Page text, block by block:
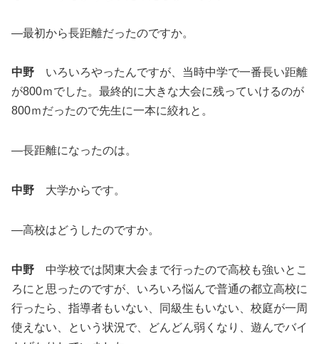
―最初から長距離だったのですか。
中野 いろいろやったんですが、当時中学で一番長い距離
が800ｍでした。最終的に大きな大会に残っていけるのが
800ｍだったので先生に一本に絞れと。
―長距離になったのは。
中野 大学からです。
―高校はどうしたのですか。
中野 中学校では関東大会まで行ったので高校も強いとこ
ろにと思ったのですが、いろいろ悩んで普通の都立高校に
行ったら、指導者もいない、同級生もいない、校庭が一周
使えない、という状況で、どんどん弱くなり、遊んでバイ